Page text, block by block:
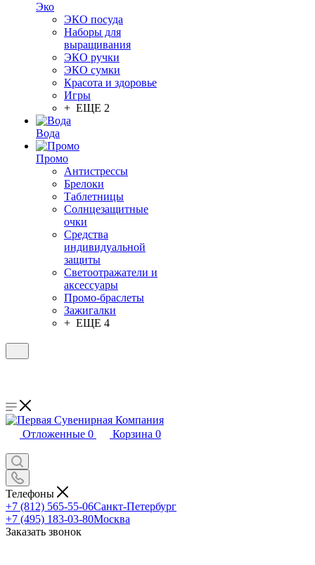
Эко
ЭКО посуда
Наборы для
выращивания
ЭКО ручки
ЭКО сумки
Красота и здоровье
Игры
+ ЕЩЕ 2
Вода
Промо
Антистрессы
Брелоки
Таблетницы
Солнцезащитные
очки
Средства
индивидуальной
защиты
Светоотражатели и
аксессуары
Промо-браслеты
Зажигалки
+ ЕЩЕ 4
Отложенные 0 Корзина 0
Телефоны
+7 (812) 565-55-06Санкт-Петербург
+7 (495) 183-03-80Москва
Заказать звонок